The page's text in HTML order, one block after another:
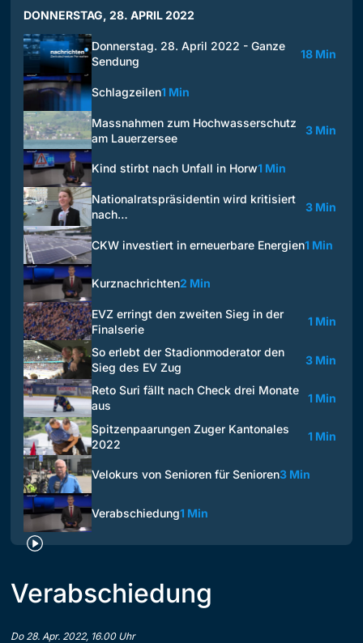
DONNERSTAG, 28. APRIL 2022
Donnerstag. 28. April 2022 - Ganze
Sendung
18 Min
Schlagzeilen1 Min
Massnahmen zum Hochwasserschutz
am Lauerzersee
3 Min
Kind stirbt nach Unfall in Horw1 Min
Nationalratspräsidentin wird kritisiert
nach…
3 Min
CKW investiert in erneuerbare Energien1 Min
Kurznachrichten2 Min
EVZ erringt den zweiten Sieg in der
Finalserie
1 Min
So erlebt der Stadionmoderator den
Sieg des EV Zug
3 Min
Reto Suri fällt nach Check drei Monate
aus
1 Min
Spitzenpaarungen Zuger Kantonales
2022
1 Min
Velokurs von Senioren für Senioren3 Min
Verabschiedung1 Min
Verabschiedung
Do 28. Apr. 2022, 16.00 Uhr